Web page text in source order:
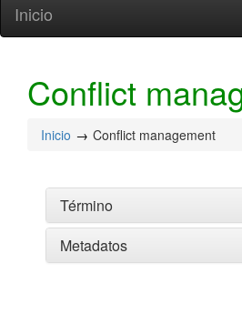
Inicio
Conflict
Inicio Conflict management
Término
Metadatos